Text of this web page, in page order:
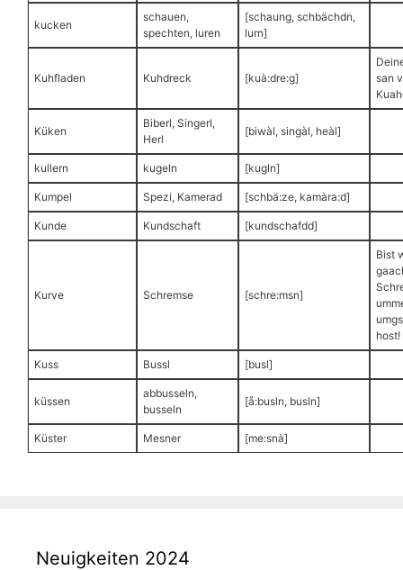
kucken
schauen,
spechten, luren
[schaung, schbächdn,
lurn]
Kuhfladen Kuhdreck [kuà:dre:g]
san
Küken
Biberl, Singerl,
Herl
[biwàl, singàl, heàl]
kullern kugeln [kugln]
Kumpel Spezi, Kamerad [schbä:ze, kamàra:d]
Kunde Kundschaft [kundschafdd]
Kurve Schremse [schre:msn]
Bist
host!
Kuss Bussl [busl]
küssen
abbusseln,
busseln
[å:busln, busln]
Küster Mesner [me:snà]
Neuigkeiten 2024